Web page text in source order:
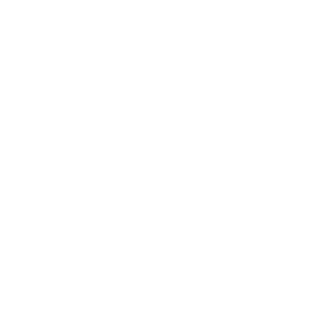
Tối ưu SEO + tăng